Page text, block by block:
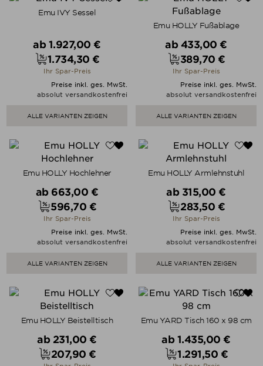
Emu IVY Sessel
Verkaufspreis
ab 1.927,00 €
Preis
1.734,30 €
Ihr Spar-Preis
Preise inkl. ges. MwSt.
absolut versandkostenfrei
ALLE VARIANTEN ZEIGEN
Emu HOLLY Fußablage
Verkaufspreis
ab 433,00 €
Preis
389,70 €
Ihr Spar-Preis
Preise inkl. ges. MwSt.
absolut versandkostenfrei
ALLE VARIANTEN ZEIGEN
Emu HOLLY Hochlehner
Verkaufspreis
ab 663,00 €
Preis
596,70 €
Ihr Spar-Preis
Preise inkl. ges. MwSt.
absolut versandkostenfrei
ALLE VARIANTEN ZEIGEN
Emu HOLLY Armlehnstuhl
Verkaufspreis
ab 315,00 €
Preis
283,50 €
Ihr Spar-Preis
Preise inkl. ges. MwSt.
absolut versandkostenfrei
ALLE VARIANTEN ZEIGEN
Emu HOLLY Beistelltisch
Verkaufspreis
ab 231,00 €
Preis
207,90 €
Emu YARD Tisch 160 x 98 cm
Verkaufspreis
ab 1.435,00 €
Preis
1.291,50 €